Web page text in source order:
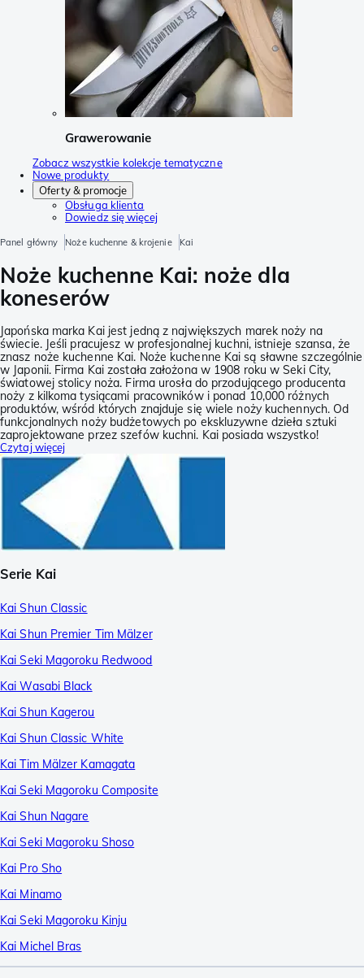
Grawerowanie
Zobacz wszystkie kolekcje tematyczne
Nowe produkty
Oferty & promocje
Obsługa klienta
Dowiedz się więcej
Panel główny Noże kuchenne & krojenie Kai
Noże kuchenne Kai: noże dla
koneserów
Japońska marka Kai jest jedną z największych marek noży na
świecie. Jeśli pracujesz w profesjonalnej kuchni, istnieje szansa, że
znasz noże kuchenne Kai. Noże kuchenne Kai są sławne szczególnie
w Japonii. Firma Kai została założona w 1908 roku w Seki City,
światowej stolicy noża. Firma urosła do przodującego producenta
noży z kilkoma tysiącami pracowników i ponad 10,000 różnych
produktów, wśród których znajduje się wiele noży kuchennych. Od
funkcjonalnych noży budżetowych po ekskluzywne dzieła sztuki
zaprojektowane przez szefów kuchni. Kai posiada wszystko!
Czytaj więcej
Serie Kai
Kai Shun Classic
Kai Shun Premier Tim Mälzer
Kai Seki Magoroku Redwood
Kai Wasabi Black
Kai Shun Kagerou
Kai Shun Classic White
Kai Tim Mälzer Kamagata
Kai Seki Magoroku Composite
Kai Shun Nagare
Kai Seki Magoroku Shoso
Kai Pro Sho
Kai Minamo
Kai Seki Magoroku Kinju
Kai Michel Bras